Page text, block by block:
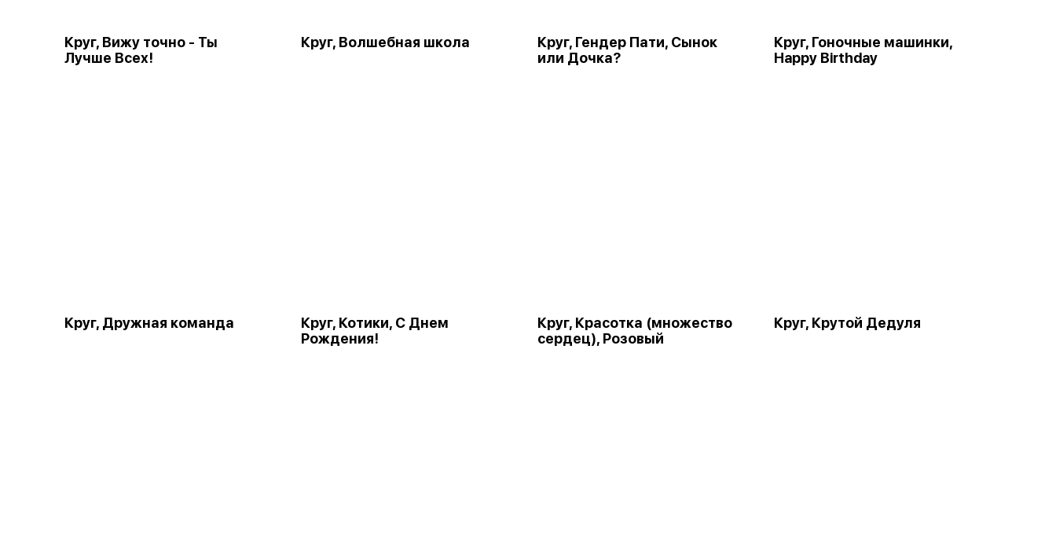
Круг, Вижу точно - Ты
Лучше Всех!
Круг, Волшебная школа
Круг, Гендер Пати, Сынок
или Дочка?
Круг, Гоночные машинки,
Happy Birthday
Круг, Дружная команда
Круг, Котики, С Днем
Рождения!
Круг, Красотка (множество
сердец), Розовый
Круг, Крутой Дедуля